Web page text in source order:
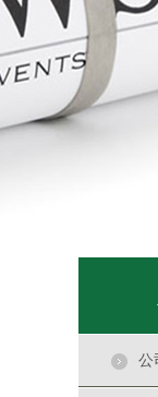
公
室内仿
2020-12-18
中国城市
仿真植
2021-01-20
仿真植物
布置， 客